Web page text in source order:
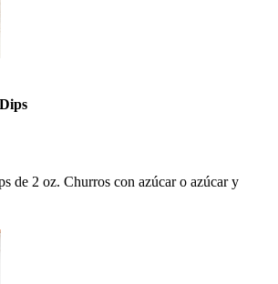
de 2 oz. Churros con azúcar o azúcar y